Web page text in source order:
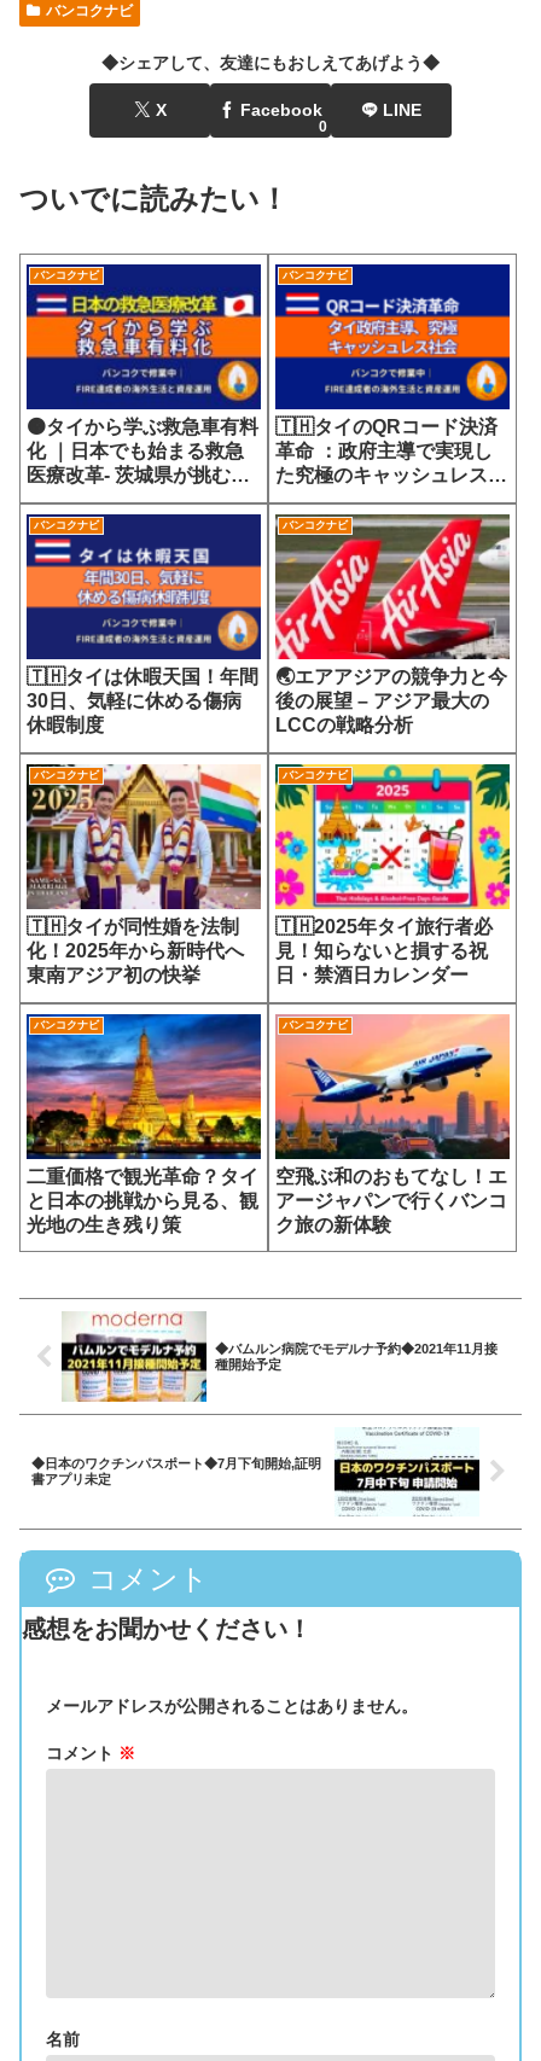
バンコクナビ
◆シェアして、友達にもおしえてあげよう◆
X Facebook
0
LINE
ついでに読みたい！
バンコクナビ
🟠タイから学ぶ救急車有料
化 ｜日本でも始まる救急
医療改革- 茨城県が挑む
7700円の選定療養費が示
す医療サービスの未来
バンコクナビ
🇹🇭タイのQRコード決済
革命 ：政府主導で実現し
た究極のキャッシュレス社
会
バンコクナビ
🇹🇭タイは休暇天国！年間
30日、気軽に休める傷病
休暇制度
バンコクナビ
🌏エアアジアの競争力と今
後の展望 – アジア最大の
LCCの戦略分析
バンコクナビ
🇹🇭タイが同性婚を法制
化！2025年から新時代へ
東南アジア初の快挙
バンコクナビ
🇹🇭2025年タイ旅行者必
見！知らないと損する祝
日・禁酒日カレンダー
バンコクナビ
二重価格で観光革命？タイ
と日本の挑戦から見る、観
光地の生き残り策
バンコクナビ
空飛ぶ和のおもてなし！エ
アージャパンで行くバンコ
ク旅の新体験
◆バムルン病院でモデルナ予約◆2021年11月接
種開始予定
◆日本のワクチンパスポート◆7月下旬開始,証明
書アプリ未定
コメント
感想をお聞かせください！
メールアドレスが公開されることはありません。
コメント ※
名前